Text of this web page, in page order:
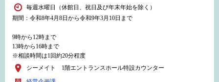
毎週水曜日（休館日、祝日及び年末年始を除く）
期間：令和8年4月8日から令和9年3月10日まで
9時から12時まで
13時から16時まで
※相談時間は1回約20分程度
シーメイト 1階エントランスホール特設カウンター